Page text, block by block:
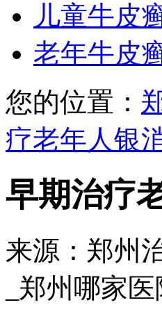
儿童牛皮
老年牛皮
您的位置：
疗老年人银
早期治疗
来源：郑州
_郑州哪家